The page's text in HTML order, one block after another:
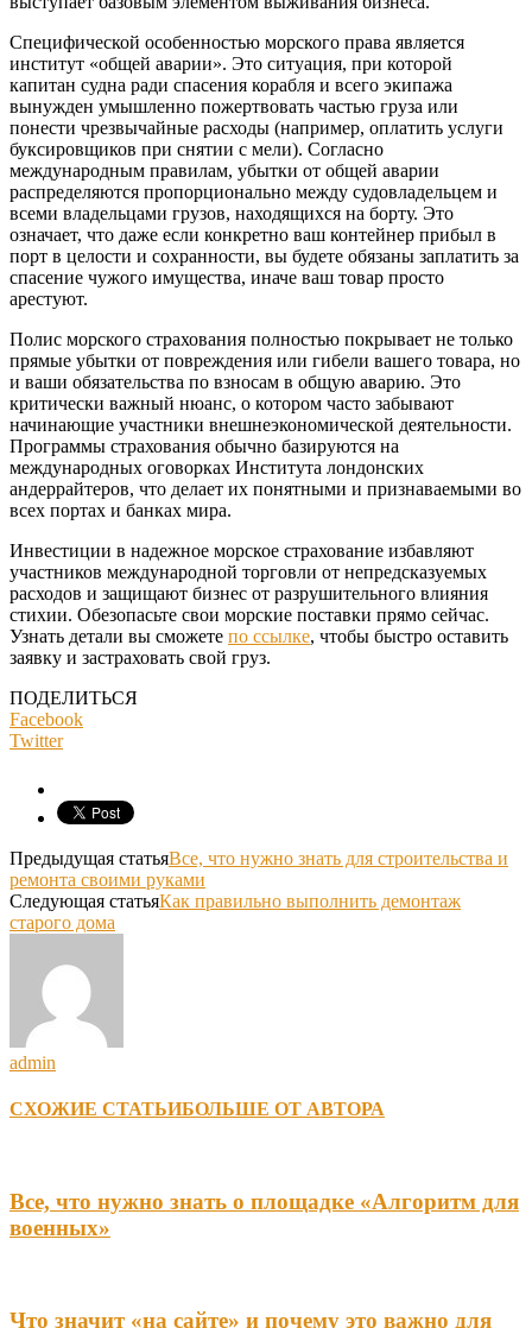
Специфической особенностью морского права является
институт «общей аварии». Это ситуация, при которой
капитан судна ради спасения корабля и всего экипажа
вынужден умышленно пожертвовать частью груза или
понести чрезвычайные расходы (например, оплатить услуги
буксировщиков при снятии с мели). Согласно
международным правилам, убытки от общей аварии
распределяются пропорционально между судовладельцем и
всеми владельцами грузов, находящихся на борту. Это
означает, что даже если конкретно ваш контейнер прибыл в
порт в целости и сохранности, вы будете обязаны заплатить за
спасение чужого имущества, иначе ваш товар просто
арестуют.
Полис морского страхования полностью покрывает не только
прямые убытки от повреждения или гибели вашего товара, но
и ваши обязательства по взносам в общую аварию. Это
критически важный нюанс, о котором часто забывают
начинающие участники внешнеэкономической деятельности.
Программы страхования обычно базируются на
международных оговорках Института лондонских
андеррайтеров, что делает их понятными и признаваемыми во
всех портах и банках мира.
Инвестиции в надежное морское страхование избавляют
участников международной торговли от непредсказуемых
расходов и защищают бизнес от разрушительного влияния
стихии. Обезопасьте свои морские поставки прямо сейчас.
Узнать детали вы сможете по ссылке, чтобы быстро оставить
заявку и застраховать свой груз.
ПОДЕЛИТЬСЯ
Facebook
Twitter
Предыдущая статьяВсе, что нужно знать для строительства и
ремонта своими руками
Следующая статьяКак правильно выполнить демонтаж
старого дома
admin
СХОЖИЕ СТАТЬИБОЛЬШЕ ОТ АВТОРА
Все, что нужно знать о площадке «Алгоритм для
военных»
Что значит «на сайте» и почему это важно для